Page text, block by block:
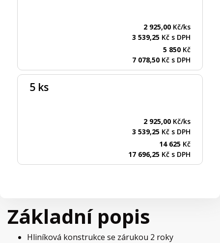
2 925,00 Kč/ks
3 539,25 Kč s DPH
5 850 Kč
7 078,50 Kč s DPH
5 ks
2 925,00 Kč/ks
3 539,25 Kč s DPH
14 625 Kč
17 696,25 Kč s DPH
Základní popis
Hliníková konstrukce se zárukou 2 roky